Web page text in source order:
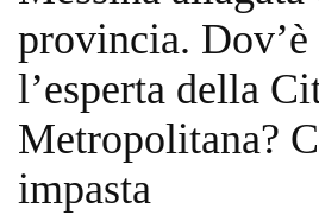
provincia.
l’esperta della
Metropolitana?
impasta